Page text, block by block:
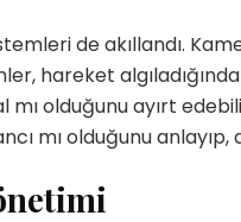
de akıllandı.
hareket
mı olduğunu ayırt
mı olduğunu
Yetenekli Kadınlar